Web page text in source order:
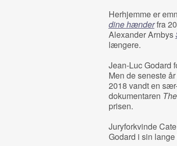
Herhjemme er
dine hænderfra
Alexander Arnbys
længere.
Jean-Luc Godard
Men de seneste
2018 vandt en
dokumentaren
prisen.
Juryforkvinde
Godard i sin lange